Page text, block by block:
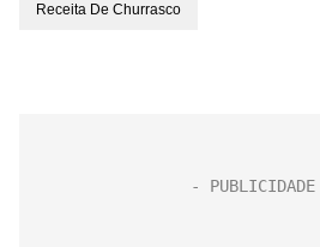
Receita De Churrasco